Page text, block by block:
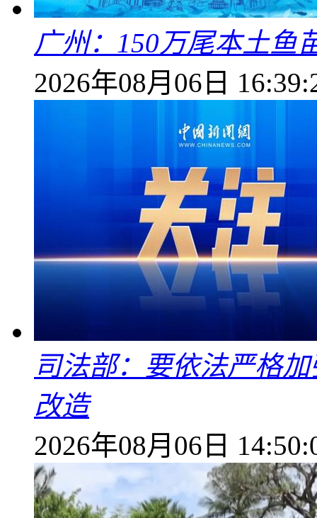
广州：150万尾本土鱼
2026年08月06日
司法部：要依法严格
改造
2026年08月06日